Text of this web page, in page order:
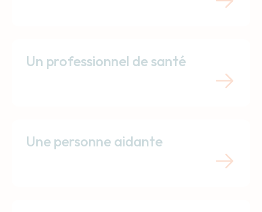
Un professionnel de santé
Une personne aidante